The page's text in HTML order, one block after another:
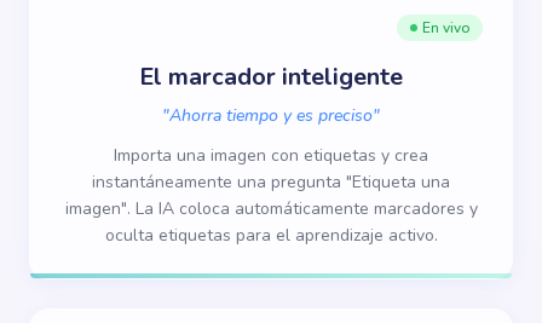
En vivo
El marcador inteligente
"Ahorra tiempo y es preciso"
Importa una imagen con etiquetas y crea
instantáneamente una pregunta "Etiqueta una
imagen". La IA coloca automáticamente marcadores y
oculta etiquetas para el aprendizaje activo.